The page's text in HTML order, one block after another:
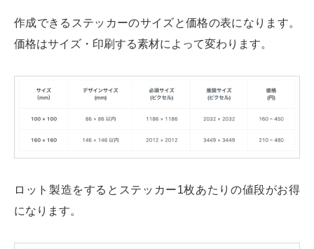
作成できるステッカーのサイズと価格の表になります。
価格はサイズ・印刷する素材によって変わります。
ロット製造をするとステッカー1枚あたりの値段がお得
になります。